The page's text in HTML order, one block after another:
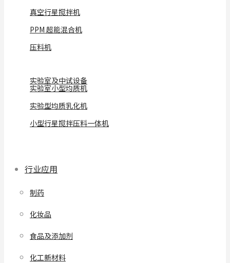
真空行星搅拌机
PPM 超能混合机
压料机
实验室及中试设备
实验室小型均质机
实验型均质乳化机
小型行星搅拌压料一体机
行业应用
制药
化妆品
食品及添加剂
化工新材料